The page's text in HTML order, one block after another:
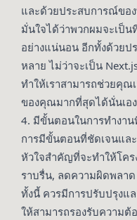
และด้วยประสบการณ์ขอ
มั่นใจได้ว่าพวกผมจะเป็
อย่างแน่นอน อีกทั้งด้วยป
หลาย ไม่ว่าจะเป็น
ทำให้เราสามารถช่วยคุณ
ของคุณมากที่สุดได้นั่นเอง
4. มีขั้นตอนในการทำงา
การมีขั้นตอนที่ชัดเจนแล
หัวใจสำคัญที่จะทำให้โค
ราบรื่น, ลดความผิดพลา
ทั้งนี้ ควรมีการปรับปรุงแ
ให้สามารถรองรับความต้